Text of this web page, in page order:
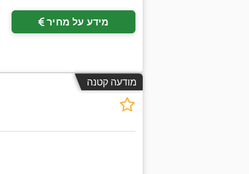
מידע על מחיר
מודעה קטנה